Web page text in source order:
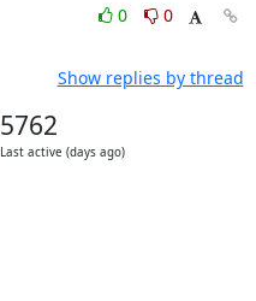
0
0
Show replies by thread
5762
Last active (days ago)